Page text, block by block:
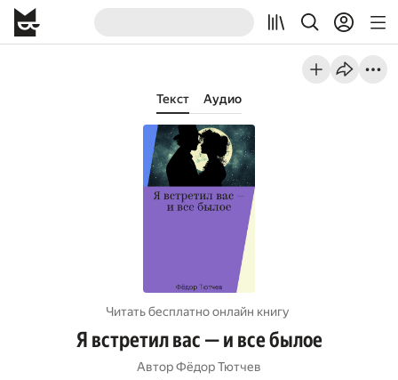
Текст Аудио
Читать бесплатно онлайн книгу
Я встретил вас — и все былое
АвторФёдор Тютчев